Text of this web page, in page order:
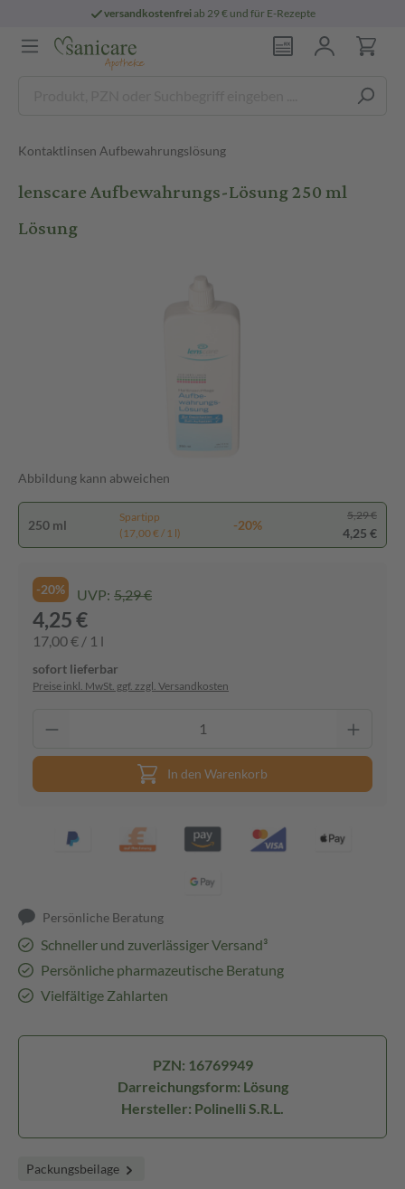
versandkostenfreiab 29 € und für E-Rezepte
Kontaktlinsen Aufbewahrungslösung
lenscare Aufbewahrungs-Lösung 250 ml
Lösung
Abbildung kann abweichen
250 ml
Spartipp
(17,00 € / 1 l)
-20%
5,29 €
4,25 €
-20% UVP: 5,29 €
4,25 €
17,00 € / 1 l
sofort lieferbar
Preise inkl. MwSt. ggf. zzgl. Versandkosten
In den Warenkorb
Persönliche Beratung
Schneller und zuverlässiger Versand³
Persönliche pharmazeutische Beratung
Vielfältige Zahlarten
PZN: 16769949
Darreichungsform: Lösung
Hersteller: Polinelli S.R.L.
Packungsbeilage